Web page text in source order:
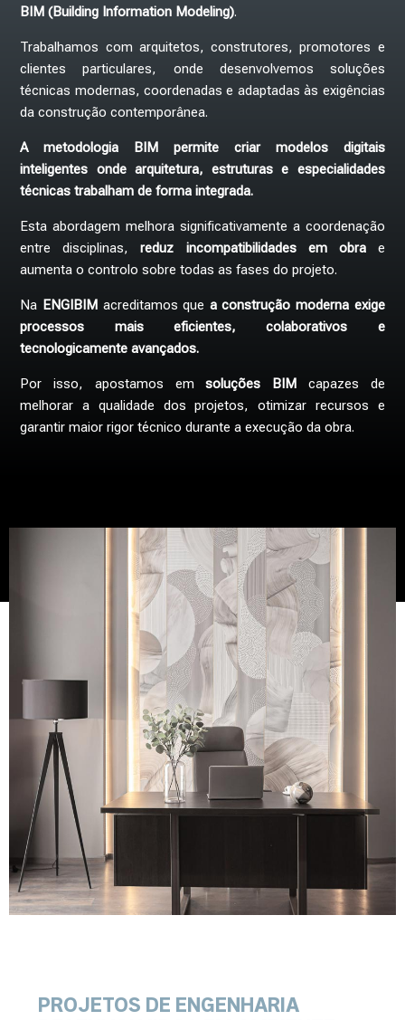
BIM (Building Information Modeling).
Trabalhamos com arquitetos, construtores, promotores e
clientes particulares, onde desenvolvemos soluções
técnicas modernas, coordenadas e adaptadas às exigências
da construção contemporânea.
A metodologia BIM permite criar modelos digitais
inteligentes onde arquitetura, estruturas e especialidades
técnicas trabalham de forma integrada.
Esta abordagem melhora significativamente a coordenação
entre disciplinas,reduz incompatibilidades em obrae
aumenta o controlo sobre todas as fases do projeto.
Na ENGIBIM acreditamos que a construção moderna exige
processos mais eficientes, colaborativos e
tecnologicamente avançados.
Por isso, apostamos emsoluções BIM capazes de
melhorar a qualidade dos projetos, otimizar recursos e
garantir maior rigor técnico durante a execução da obra.
PROJETOS DE ENGENHARIA